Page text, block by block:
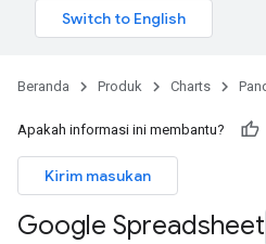
Beranda Produk Charts
Apakah informasi ini membantu?
Kirim masukan
Google Spreadsheet